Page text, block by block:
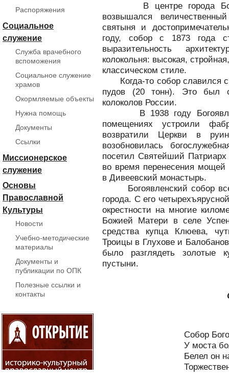
Распоряжения
Социальное
служение
Служба врачебного
вспоможения
Социальное служение
храмов
Окормляемые объекты
Нужна помощь
Документы
Ссылки
Миссионерское
служение
Основы
Православной
Культуры
Новости
Учебно-методические
материалы
Документы и
публикации по ОПК
Полезные ссылки и
контакты
В центре города
возвышался
святыня и
году, собор с 1873 года
выразительность
колокольня: высокая,
классическом стиле.
Когда-то собор славился
пудов (20 тонн). Это был
колоколов России.
В 1938 году
помещениях устроили
возвратили Церкви в
возобновилась
посетил Святейший
во время перенесения мощей
в Дивеевский монастырь.
Богоявленский собор
города. С его
окрестности на многие
Божией Матери в селе
средства купца Клюева,
Троицы в Глухове и
было разглядеть золотые
пустыни.
Собор
У моста
Белел он